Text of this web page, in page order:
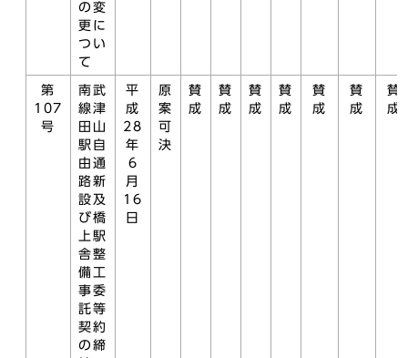
の変
更に
つい
て
第
107
号
南武
線津
田山
駅自
由通
路新
設及
び橋
上駅
舎整
備工
事委
託等
契約
の締
平
成
28
年
6
月
16
日
原
案
可
決
賛
成
賛
成
賛
成
賛
成
賛
成
賛
成
賛
成